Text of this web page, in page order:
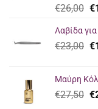
€26,00 €
Λαβίδα
€23,00 €
Μαύρη
€27,50 €